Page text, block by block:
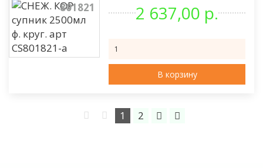
801821 2 637,00 р.
В корзину
1 2